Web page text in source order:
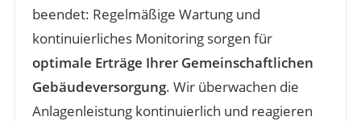
beendet: Regelmäßige Wartung und
kontinuierliches Monitoring sorgen für
optimale Erträge Ihrer Gemeinschaftlichen
Gebäudeversorgung. Wir überwachen die
Anlagenleistung kontinuierlich und reagieren